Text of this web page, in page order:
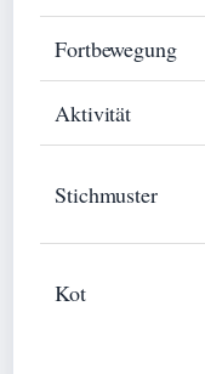
Fortbewegung
Aktivität
Stichmuster
Kot